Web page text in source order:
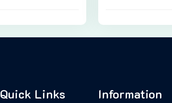
Quick Links Information